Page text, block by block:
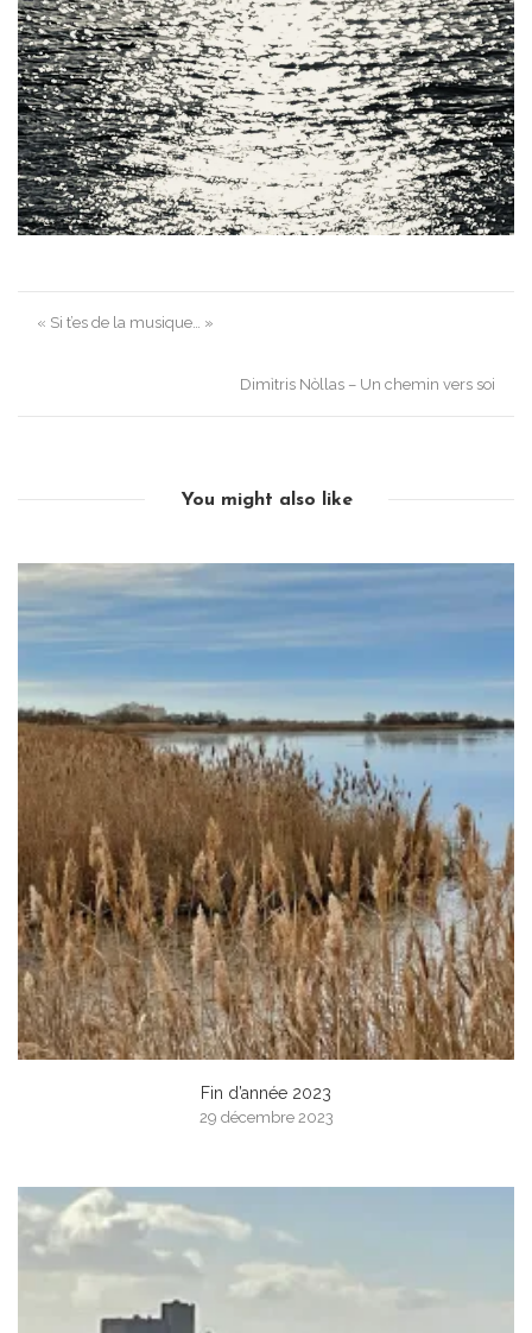
Post
« Si t’es de la musique… »
Dimìtris Nòllas – Un chemin vers soi
You might also like
Fin d’année 2023
29 décembre 2023